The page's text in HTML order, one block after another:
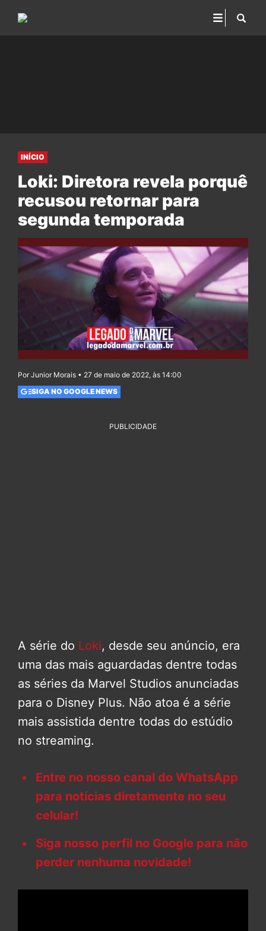
INÍCIO
Loki: Diretora revela porquê
recusou retornar para
segunda temporada
Por Junior Morais • 27 de maio de 2022, às 14:00
SIGA NO GOOGLE NEWS
PUBLICIDADE
A série do Loki, desde seu anúncio, era
uma das mais aguardadas dentre todas
as séries da Marvel Studios anunciadas
para o Disney Plus. Não atoa é a série
mais assistida dentre todas do estúdio
no streaming.
Entre no nosso canal do WhatsApp
para notícias diretamente no seu
celular!
Siga nosso perfil no Google para não
perder nenhuma novidade!